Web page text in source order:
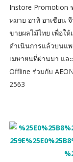
Instore Promotion
หมาย อาทิ อาเซียน
ขายผลไม้ไทย เพื่อใ
ดำเนินการแล้วบนแ
เมษายนที่ผ่านมา แล
Offline ร่วมกับ
2563